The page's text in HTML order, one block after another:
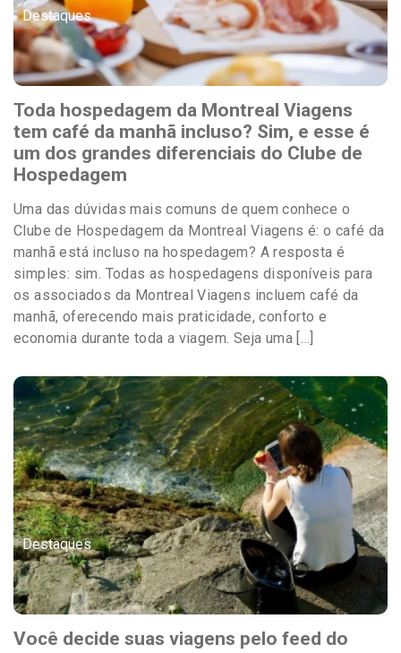
Destaques
Toda hospedagem da Montreal Viagens
tem café da manhã incluso? Sim, e esse é
um dos grandes diferenciais do Clube de
Hospedagem
Uma das dúvidas mais comuns de quem conhece o
Clube de Hospedagem da Montreal Viagens é: o café da
manhã está incluso na hospedagem? A resposta é
simples: sim. Todas as hospedagens disponíveis para
os associados da Montreal Viagens incluem café da
manhã, oferecendo mais praticidade, conforto e
economia durante toda a viagem. Seja uma […]
Destaques
Você decide suas viagens pelo feed do